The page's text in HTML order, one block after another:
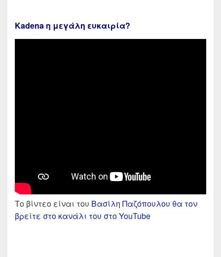
Kadena η μεγάλη ευκαιρία?
Το βίντεο είναι του Βασίλη Παζόπουλου θα τον
βρείτε στο κανάλι του στο YouTube